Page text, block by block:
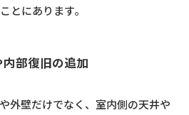
とにあります。
部復旧の追加
外壁だけでなく、室内側の天井や